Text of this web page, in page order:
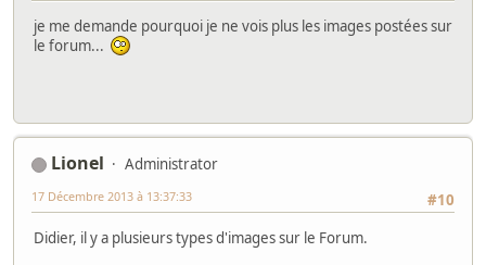
je me demande pourquoi je ne vois plus les images postées sur
le forum...
Lionel
Administrator
#10
17 Décembre 2013 à 13:37:33
Didier, il y a plusieurs types d'images sur le Forum.